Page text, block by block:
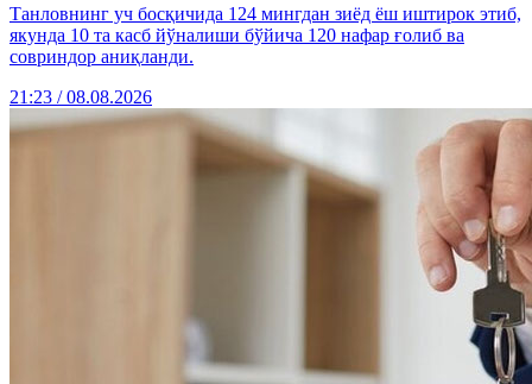
Танловнинг уч босқичида 124 мингдан зиёд ёш иштирок этиб,
якунда 10 та касб йўналиши бўйича 120 нафар ғолиб ва
совриндор аниқланди.
21:23 / 08.08.2026